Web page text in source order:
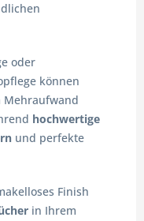
oder
können
Mehraufwand
hochwertige
und perfekte
Finish
in Ihrem